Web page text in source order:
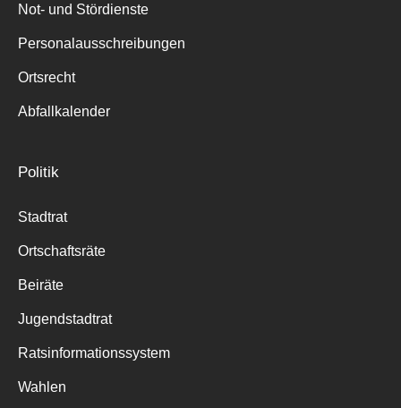
Not- und Stördienste
Personalausschreibungen
Ortsrecht
Abfallkalender
Politik
Stadtrat
Ortschaftsräte
Beiräte
Jugendstadtrat
Ratsinformationssystem
Wahlen